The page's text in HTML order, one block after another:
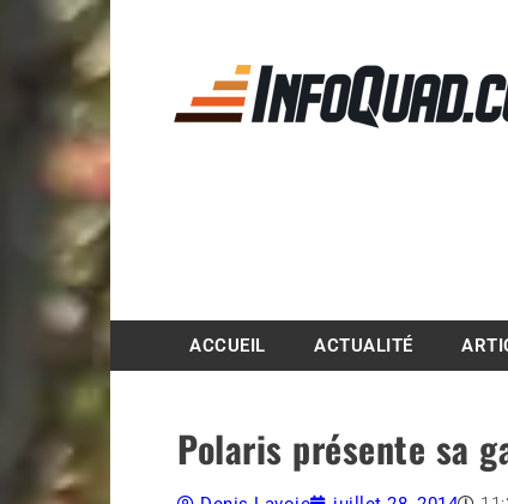
ACCUEIL ACTUALITÉ
Polaris présente sa